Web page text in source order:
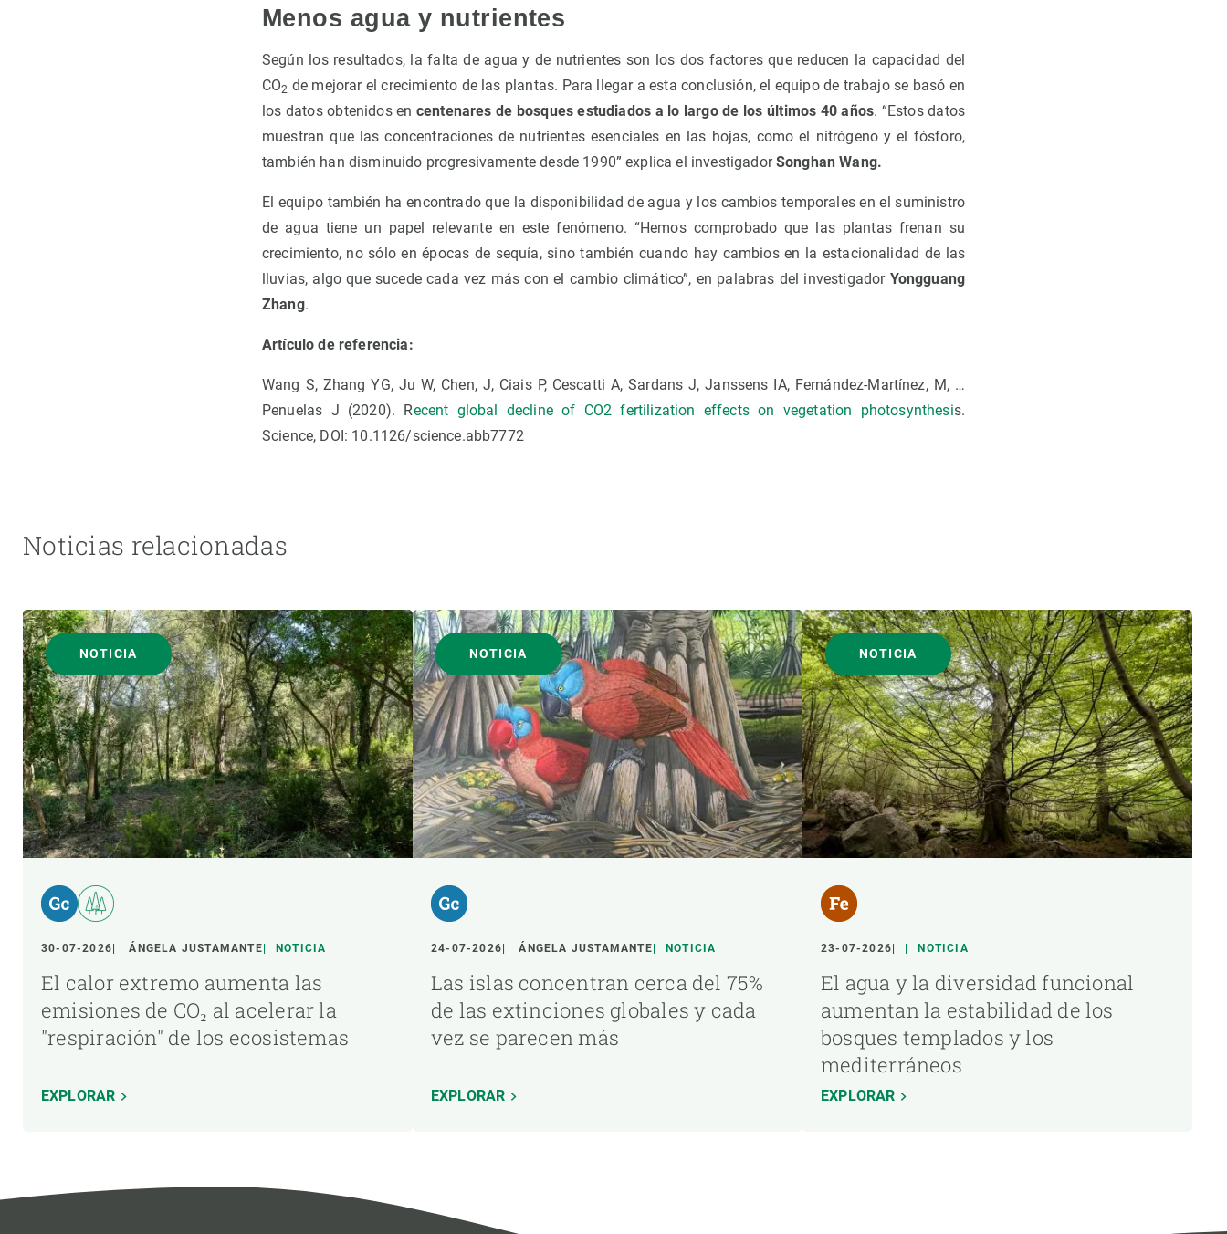
Menos agua y nutrientes
Según los resultados, la falta de agua y de nutrientes son los dos factores que reducen la capacidad del
CO2 de mejorar el crecimiento de las plantas. Para llegar a esta conclusión, el equipo de trabajo se basó en
los datos obtenidos en centenares de bosques estudiados a lo largo de los últimos 40 años. “Estos datos
muestran que las concentraciones de nutrientes esenciales en las hojas, como el nitrógeno y el fósforo,
también han disminuido progresivamente desde 1990” explica el investigadorSonghan Wang.
El equipo también ha encontrado que la disponibilidad de agua y los cambios temporales en el suministro
de agua tiene un papel relevante en este fenómeno. “Hemos comprobado que las plantas frenan su
crecimiento, no sólo en épocas de sequía, sino también cuando hay cambios en la estacionalidad de las
lluvias, algo que sucede cada vez más con el cambio climático”, en palabras del investigador Yongguang
Zhang.
Artículo de referencia:
Wang S, Zhang YG, Ju W, Chen, J, Ciais P, Cescatti A, Sardans J, Janssens IA, Fernández-Martínez, M, …
Penuelas J (2020). Recent global decline of CO2 fertilization effects on vegetation photosynthesis.
Science, DOI: 10.1126/science.abb7772
Noticias relacionadas
NOTICIA
30-07-2026 ÁNGELA JUSTAMANTE NOTICIA
El calor extremo aumenta las
emisiones de CO₂ al acelerar la
"respiración" de los ecosistemas
EXPLORAR
NOTICIA
24-07-2026 ÁNGELA JUSTAMANTE NOTICIA
Las islas concentran cerca del 75%
de las extinciones globales y cada
vez se parecen más
EXPLORAR
NOTICIA
23-07-2026 NOTICIA
El agua y la diversidad funcional
aumentan la estabilidad de los
bosques templados y los
mediterráneos
EXPLORAR